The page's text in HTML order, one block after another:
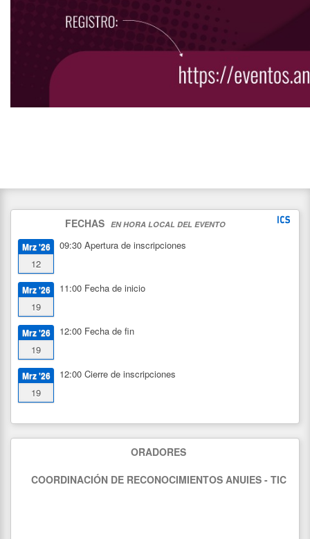
FECHAS EN HORA LOCAL DEL EVENTO
Mrz '26
12
09:30 Apertura de inscripciones
Mrz '26
19
11:00 Fecha de inicio
Mrz '26
19
12:00 Fecha de fin
Mrz '26
19
12:00 Cierre de inscripciones
ORADORES
COORDINACIÓN DE RECONOCIMIENTOS ANUIES - TIC